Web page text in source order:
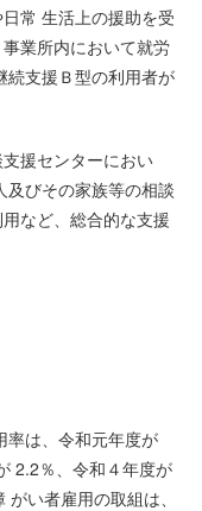
常 生活上の援助を受
業所内において就労
続支援Ｂ型の利用者が
援センターにおい
及びその家族等の相談
など、総合的な支援
率は、令和元年度が
2.2％、令和４年度が
い者雇用の取組は、